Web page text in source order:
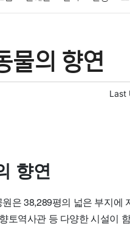
마케팅 부동산 외국어
물의 향연
Last
향연
은 38,289평의 넓은 부지에
토역사관 등 다양한 시설이